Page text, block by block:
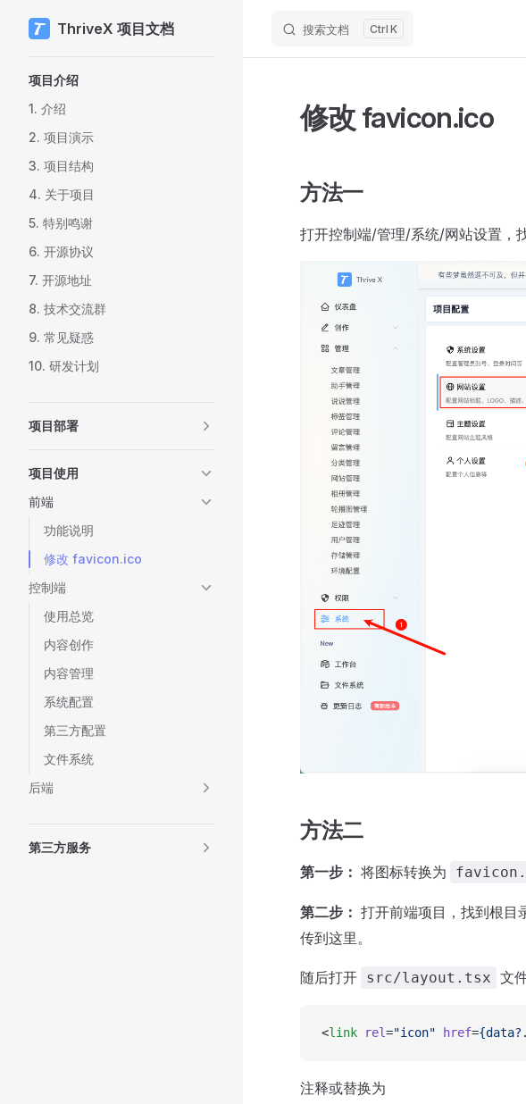
Skip to content
ThriveX 项目文档 搜索文档 K
项目介绍
1. 介绍
2. 项目演示
3. 项目结构
4. 关于项目
5. 特别鸣谢
6. 开源协议
7. 开源地址
8. 技术交流群
9. 常见疑惑
10. 研发计划
项目部署
项目使用
前端
功能说明
修改 favicon.ico
控制端
使用总览
内容创作
内容管理
系统配置
第三方配置
文件系统
后端
第三方服务
修改 favicon.ico
方法一
打开控制端/管理/系统/网站设置，
方法二
第一步： 将图标转换为
第二步： 打开前端项目，找到根目
传到这里。
随后打开 src/layout.tsx 文
<link rel="icon" href=
注释或替换为